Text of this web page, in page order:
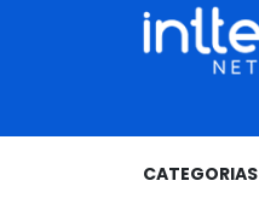
CATEGORIAS